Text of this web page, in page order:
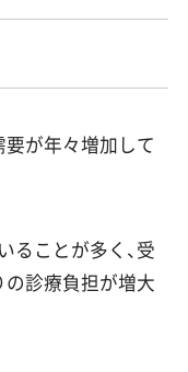
要が年々増加して
ることが多く、受
の診療負担が増大